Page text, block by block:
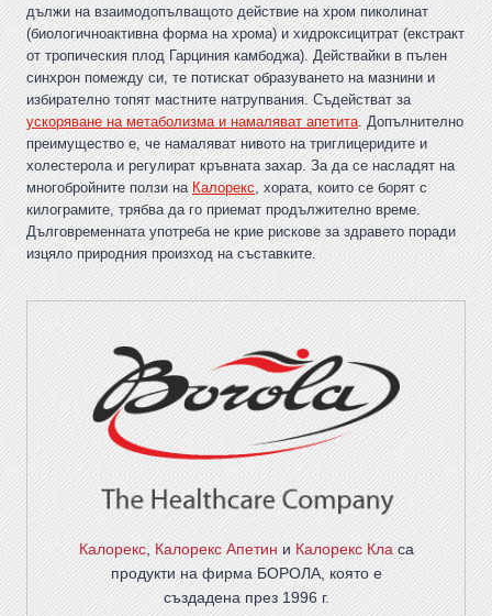
дължи на взаимодопълващото действие на хром пиколинат
(биологичноактивна форма на хрома) и хидроксицитрат (екстракт
от тропическия плод Гарциния камбоджа). Действайки в пълен
синхрон помежду си, те потискат образуването на мазнини и
избирателно топят мастните натрупвания. Съдействат за
ускоряване на метаболизма и намаляват апетита. Допълнително
преимущество е, че намаляват нивото на триглицеридите и
холестерола и регулират кръвната захар. За да се насладят на
многобройните ползи на Калорекс, хората, които се борят с
килограмите, трябва да го приемат продължително време.
Дълговременната употреба не крие рискове за здравето поради
изцяло природния произход на съставките.
Калорекс,Калорекс Апетин и Калорекс Класа
продукти на фирмаБОРОЛА, която е
създадена през 1996 г.